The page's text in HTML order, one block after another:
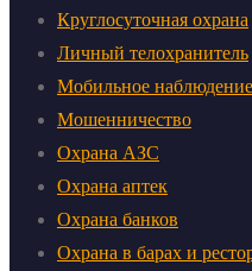
Круглосуточная охрана
Личный телохранитель
Мобильное наблюдение
Мошенничество
Охрана АЗС
Охрана аптек
Охрана банков
Охрана в барах и